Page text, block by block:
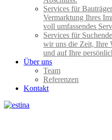
Services für Bauträger
Vermarktung Ihres
voll umfassendes
Services für Suchende
wir uns die Zeit, Ihre
und auf Ihre
Über uns
Team
Referenzen
Kontakt